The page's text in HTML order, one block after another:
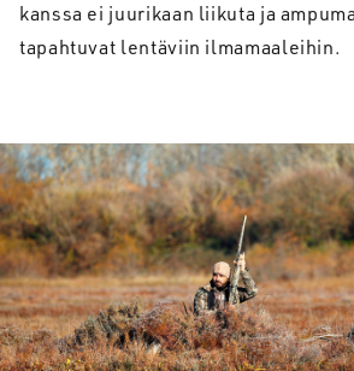
kanssa ei juurikaan liikuta ja
tapahtuvat lentäviin ilmamaaleihin.